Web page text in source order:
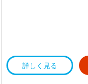
詳しく見る